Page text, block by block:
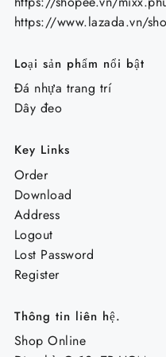
https://www.lazada.vn/
Loại sản phẩm nổi bật
Đá nhựa trang trí
Dây đeo
Key Links
Order
Download
Address
Logout
Lost Password
Register
Thông tin liên hệ.
Shop Online